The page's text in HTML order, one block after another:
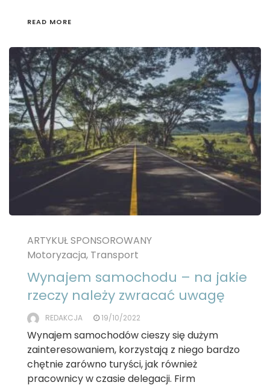
READ MORE
ARTYKUŁ SPONSOROWANY
Motoryzacja, Transport
Wynajem samochodu – na jakie
rzeczy należy zwracać uwagę
REDAKCJA 19/10/2022
Wynajem samochodów cieszy się dużym
zainteresowaniem, korzystają z niego bardzo
chętnie zarówno turyści, jak również
pracownicy w czasie delegacji. Firm